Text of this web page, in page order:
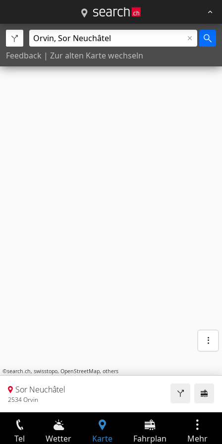
Feedback | Zur alten Karte wechseln
©search.ch, swisstopo, OpenStreetMap, others
Sor Neuchâtel
2534 Orvin
Tel Wetter Karte Fahrplan Mehr